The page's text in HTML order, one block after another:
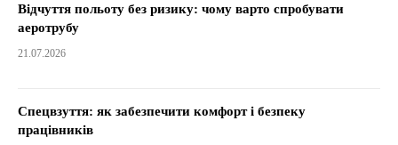
Відчуття польоту без ризику: чому варто спробувати
аеротрубу
21.07.2026
Спецвзуття: як забезпечити комфорт і безпеку
працівників